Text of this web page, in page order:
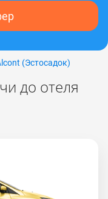
(Эстocaдoк)
до отеля